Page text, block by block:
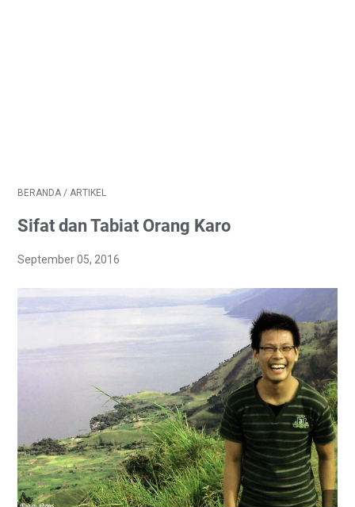
BERANDA / ARTIKEL
Sifat dan Tabiat Orang Karo
September 05, 2016